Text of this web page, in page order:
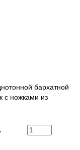
бархатной
с ножками из